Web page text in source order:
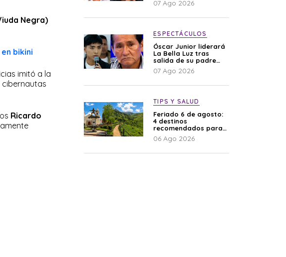
Negra)
bikini
imitó a la
cibernautas
Ricardo
esposa: “Es una
07 Ago 2026
ESPECTÁCULOS
Óscar Junior liderará
La Bella Luz tras
salida de su padre
por polémica con
Naldy Saldaña
07 Ago 2026
TIPS Y SALUD
Feriado 6 de agosto:
4 destinos
recomendados para
disfrutar el descanso
06 Ago 2026